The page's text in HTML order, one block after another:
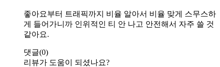
좋아요부터 트래픽까지 비율 알아서 비율 맞게 스무스하
게 들어가니까 인위적인 티 안 나고 안전해서 자주 쓸 것
같아요.
댓글(0)
리뷰가 도움이 되셨나요?